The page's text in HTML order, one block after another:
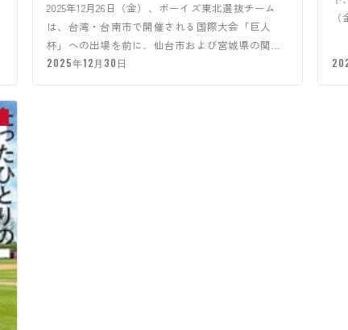
2025年12月26日（金）、ボーイズ東北選抜チーム
は、台湾・台南市で開催される国際大会「巨人
杯」への出場を前に、仙台市および宮城県の関係
機関への表敬訪問を行い…
2025年12月30日